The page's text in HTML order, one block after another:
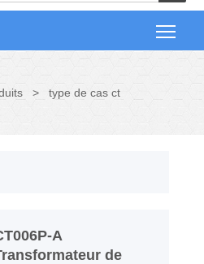
> type de cas ct
A
de